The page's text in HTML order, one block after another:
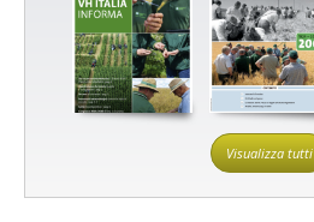
Visualizza tutti